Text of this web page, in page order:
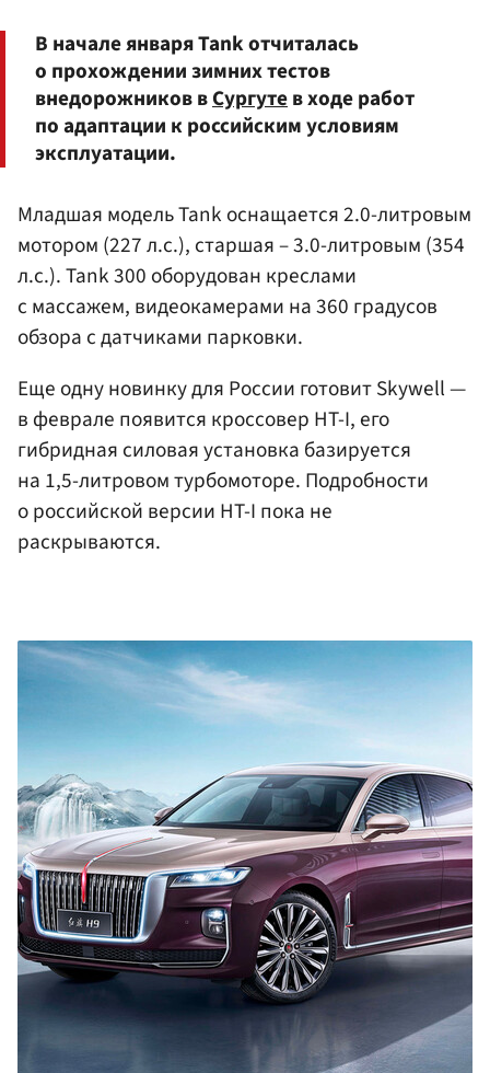
В начале января Tank отчиталась
о прохождении зимних тестов
внедорожников вСургутев ходе работ
по адаптации к российским условиям
эксплуатации.
Младшая модель Tank оснащается 2.0-литровым
мотором (227 л.с.), старшая – 3.0-литровым (354
л.с.). Tank 300 оборудован креслами
с массажем, видеокамерами на 360 градусов
обзора с датчиками парковки.
Еще одну новинку для России готовит Skywell —
в феврале появится кроссовер HT-I, его
гибридная силовая установка базируется
на 1,5-литровом турбомоторе. Подробности
о российской версии HT-I пока не
раскрываются.